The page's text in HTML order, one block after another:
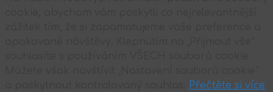
Přečtěte si více